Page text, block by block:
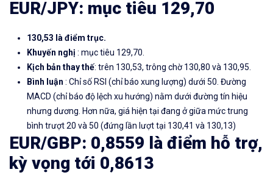
EUR/JPY: mục tiêu 129,70
130,53 là điểm trục.
Khuyến nghị : mục tiêu 129,70.
Kịch bản thay thế: trên 130,53, trông chờ 130,80 và 130,95.
Bình luận : Chỉ số RSI (chỉ báo xung lượng) dưới 50. Đường
MACD (chỉ báo độ lệch xu hướng) nằm dưới đường tín hiệu
nhưng dương. Hơn nữa, giá hiện tại đang ở giữa mức trung
bình trượt 20 và 50 (đứng lần lượt tại 130,41 và 130,13)
EUR/GBP: 0,8559 là điểm hỗ trợ,
kỳ vọng tới 0,8613